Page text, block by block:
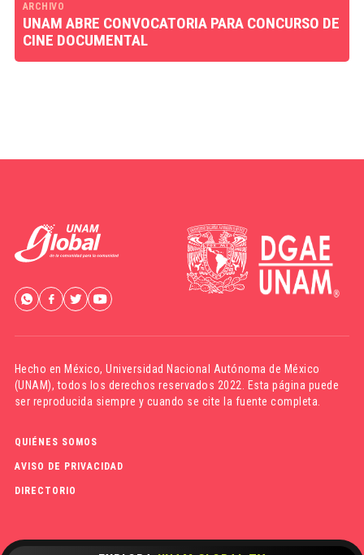
ARCHIVO
UNAM ABRE CONVOCATORIA PARA CONCURSO DE
CINE DOCUMENTAL
Hecho en México,Universidad Nacional Autónoma de México
(UNAM), todos los derechos reservados 2022. Esta página puede
ser reproducida siempre y cuando se cite la fuente completa.
QUIÉNES SOMOS
AVISO DE PRIVACIDAD
DIRECTORIO